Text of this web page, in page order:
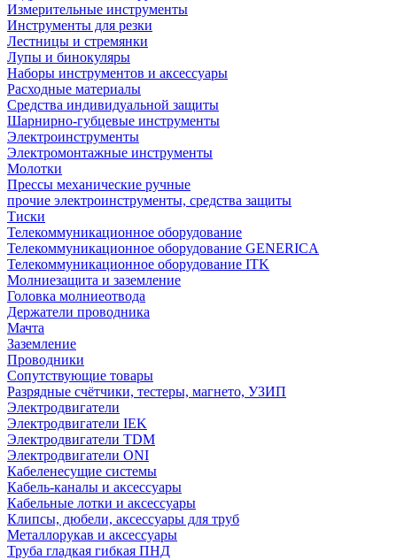
Измерительные инструменты
Инструменты для резки
Лестницы и стремянки
Лупы и бинокуляры
Наборы инструментов и аксессуары
Расходные материалы
Средства индивидуальной защиты
Шарнирно-губцевые инструменты
Электроинструменты
Электромонтажные инструменты
Молотки
Прессы механические ручные
прочие электроинструменты, средства защиты
Тиски
Телекоммуникационное оборудование
Телекоммуникационное оборудование GENERICA
Телекоммуникационное оборудование ITK
Молниезащита и заземление
Головка молниеотвода
Держатели проводника
Мачта
Заземление
Проводники
Сопутствующие товары
Разрядные счётчики, тестеры, магнето, УЗИП
Электродвигатели
Электродвигатели IEK
Электродвигатели TDM
Электродвигатели ONI
Кабеленесущие системы
Кабель-каналы и аксессуары
Кабельные лотки и аксессуары
Клипсы, дюбели, аксессуары для труб
Металлорукав и аксессуары
Труба гладкая гибкая ПНД